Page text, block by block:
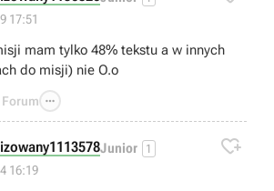
17:51
mam tylko 48% tekstu a w innych
do misji) nie O.o
Forum 
Junior 1
16:19
